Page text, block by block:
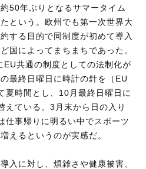
50年ぶりとなるサマータイム
という。欧州でも第一次世界大
する目的で同制度が初めて導入
国によってまちまちであった。
共通の制度としての法制化が
最終日曜日に時計の針を（EU
夏時間とし、10月最終日曜日に
えている。3月末から日の入り
仕事帰りに明るい中でスポーツ
えるというのが実感だ。
入に対し、煩雑さや健康被害、